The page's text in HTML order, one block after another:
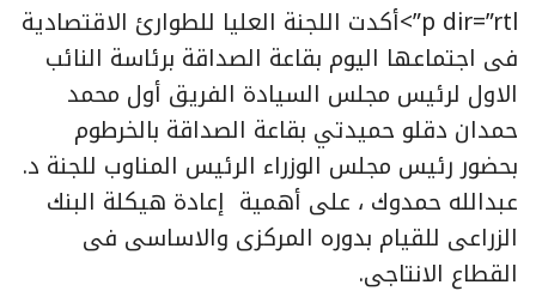
p dir=”rtl”>أكدت اللجنة العليا للطوارئ الاقتصادية
فى اجتماعها اليوم بقاعة الصداقة برئاسة النائب
الاول لرئيس مجلس السيادة الفريق أول محمد
حمدان دقلو حميدتي بقاعة الصداقة بالخرطوم
بحضور رئيس مجلس الوزراء الرئيس المناوب للجنة د.
عبدالله حمدوك ، على أهمية إعادة هيكلة البنك
الزراعى للقيام بدوره المركزى والاساسى فى
القطاع الانتاجى.